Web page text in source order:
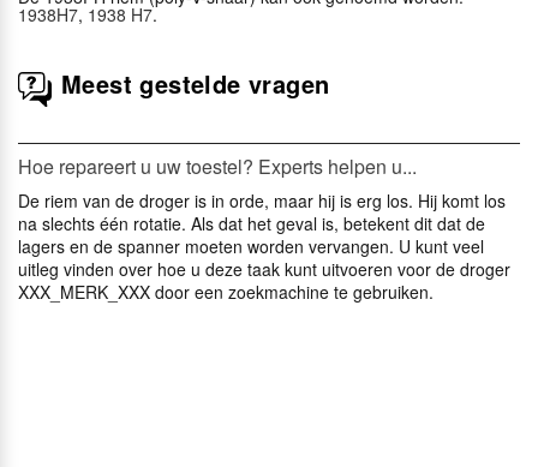
1938H7, 1938 H7.
Meest gestelde vragen
Hoe repareert u uw toestel? Experts helpen u...
De riem van de droger is in orde, maar hij is erg los. Hij komt los
na slechts één rotatie. Als dat het geval is, betekent dit dat de
lagers en de spanner moeten worden vervangen. U kunt veel
uitleg vinden over hoe u deze taak kunt uitvoeren voor de droger
XXX_MERK_XXX door een zoekmachine te gebruiken.